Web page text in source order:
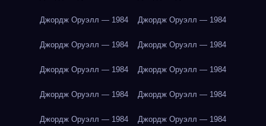
Джордж Оруэлл — 1984 Джордж Оруэлл — 1984
Джордж Оруэлл — 1984 Джордж Оруэлл — 1984
Джордж Оруэлл — 1984 Джордж Оруэлл — 1984
Джордж Оруэлл — 1984 Джордж Оруэлл — 1984
Джордж Оруэлл — 1984 Джордж Оруэлл — 1984